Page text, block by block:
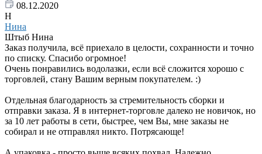
08.12.2020
Н
Нина
Штыб Нина
Заказ получила, всё приехало в целости, сохранности и точно
по списку. Спасибо огромное!
Очень понравились водолазки, если всё сложится хорошо с
торговлей, стану Вашим верным покупателем. :)
Отдельная благодарность за стремительность сборки и
отправки заказа. Я в интернет-торговле далеко не новичок, но
за 10 лет работы в сети, быстрее, чем Вы, мне заказы не
собирал и не отправлял никто. Потрясающе!